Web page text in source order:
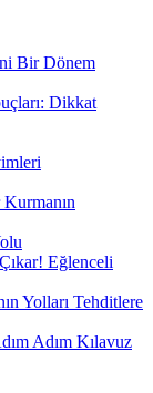
Bir Dönem
Dikkat
Eğlenceli
Yolları Tehditlere
Adım Kılavuz